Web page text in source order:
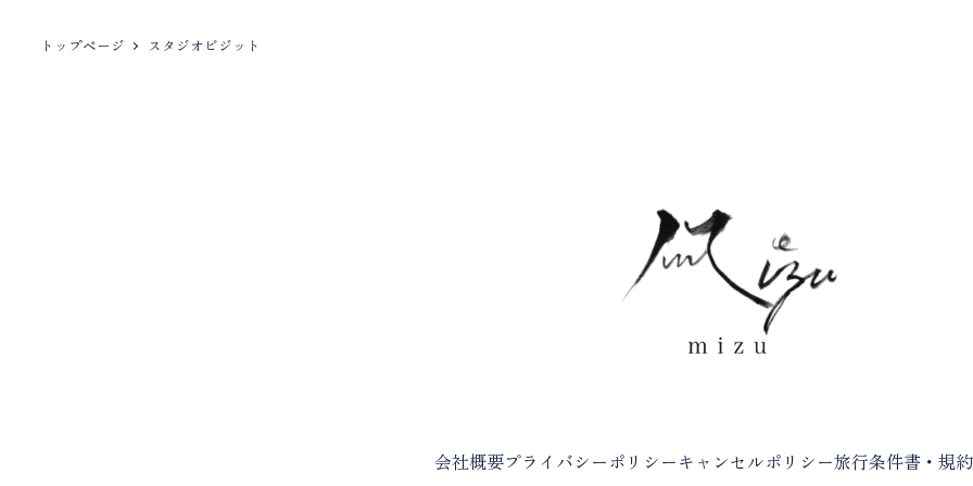
トップページ スタジオビジット
会社概要プライバシーポリシーキャンセルポリシー旅行条件書・規